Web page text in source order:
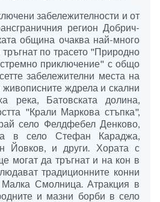
забележителности и от
регион Добрич-
община очаква най-много
по трасето "Природно
приключение" с общо
забележителни места на
живописните ждрела и скални
река, Батовската долина,
"Крали Маркова стъпка",
село Фелдфебел Денково,
в село Стефан Караджа,
Йовков, и други. Хората с
могат да тръгнат и на кон в
традиционните конни
Смолница. Атракция в
и мазни борби в село